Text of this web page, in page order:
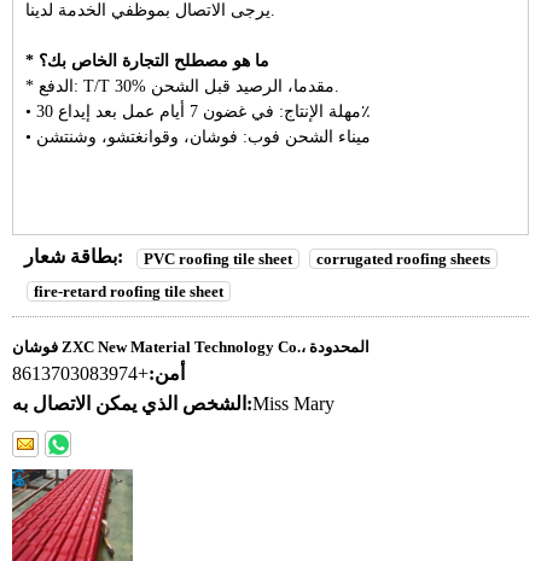
يرجى الاتصال بموظفي الخدمة لدينا.
* ما هو مصطلح التجارة الخاص بك؟
* الدفع: T/T 30% مقدما، الرصيد قبل الشحن.
• مهلة الإنتاج: في غضون 7 أيام عمل بعد إيداع 30٪
• ميناء الشحن فوب: فوشان، وقوانغتشو، وشنتشن
بطاقة شعار: PVC roofing tile sheet
corrugated roofing sheets
fire-retard roofing tile sheet
فوشان ZXC New Material Technology Co.، المحدودة
أمن:+8613703083974
الشخص الذي يمكن الاتصال به:Miss Mary